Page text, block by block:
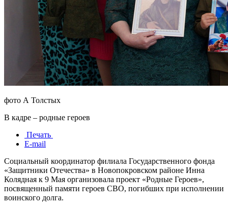
фото А Толстых
В кадре – родные героев
Печать
E-mail
Социальный координатор филиала Государственного фонда
«Защитники Отечества» в Новопокровском районе Инна
Колядная к 9 Мая организовала проект «Родные Героев»,
посвященный памяти героев СВО, погибших при исполнении
воинского долга.